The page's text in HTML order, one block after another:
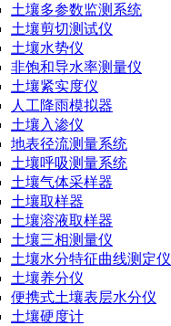
土壤多参数监测系统
土壤剪切测试仪
土壤水势仪
非饱和导水率测量仪
土壤紧实度仪
人工降雨模拟器
土壤入渗仪
地表径流测量系统
土壤呼吸测量系统
土壤气体采样器
土壤取样器
土壤溶液取样器
土壤三相测量仪
土壤水分特征曲线测定仪
土壤养分仪
便携式土壤表层水分仪
土壤硬度计